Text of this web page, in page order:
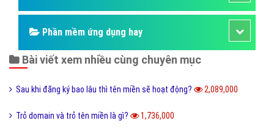
Phần mềm ứng dụng hay
Bài viết xem nhiều cùng chuyên mục
Sau khi đăng ký bao lâu thì tên miền sẽ hoạt động? 2,089,000
Trỏ domain và trỏ tên miền là gì? 1,736,000